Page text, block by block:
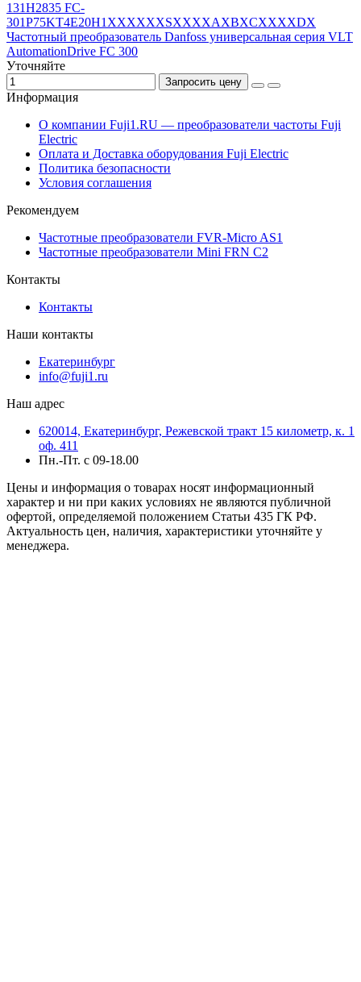
131H2835 FC-
301P75KT4E20H1XXXXXXSXXXXAXBXCXXXXDX
Частотный преобразователь Danfoss универсальная серия VLT
AutomationDrive FC 300
Уточняйте
Запросить цену
Информация
О компании Fuji1.RU — преобразователи частоты Fuji
Electric
Оплата и Доставка оборудования Fuji Electric
Политика безопасности
Условия соглашения
Рекомендуем
Частотные преобразователи FVR-Micro AS1
Частотные преобразователи Mini FRN C2
Контакты
Контакты
Наши контакты
Екатеринбург
info@fuji1.ru
Наш адрес
620014, Екатеринбург, Режевской тракт 15 километр, к. 1
оф. 411
Пн.-Пт. с 09-18.00
Цены и информация о товарах носят информационный
характер и ни при каких условиях не являются публичной
офертой, определяемой положением Статьи 435 ГК РФ.
Актуальность цен, наличия, характеристики уточняйте у
менеджера.